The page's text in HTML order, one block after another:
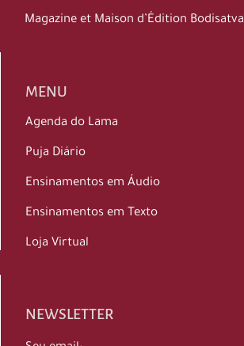
Magazine et Maison d’Édition Bodisatva
MENU
Agenda do Lama
Puja Diário
Ensinamentos em Áudio
Ensinamentos em Texto
Loja Virtual
NEWSLETTER